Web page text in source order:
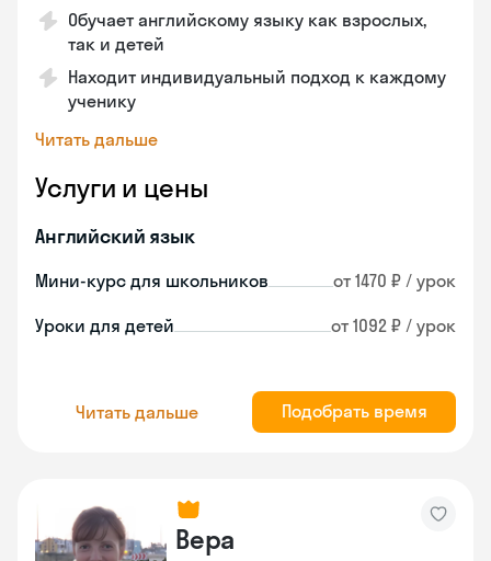
Обучает английскому языку как взрослых,
так и детей
Находит индивидуальный подход к каждому
ученику
Читать дальше
Услуги и цены
Английский язык
Мини-курс для школьников от 1470 ₽ / урок
Уроки для детей от 1092 ₽ / урок
Читать дальше Подобрать время
Вера